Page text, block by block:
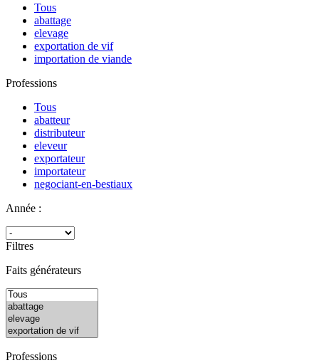
Tous
abattage
elevage
exportation de vif
importation de viande
Professions
Tous
abatteur
distributeur
eleveur
exportateur
importateur
negociant-en-bestiaux
Année :
Filtres
Faits générateurs
Professions